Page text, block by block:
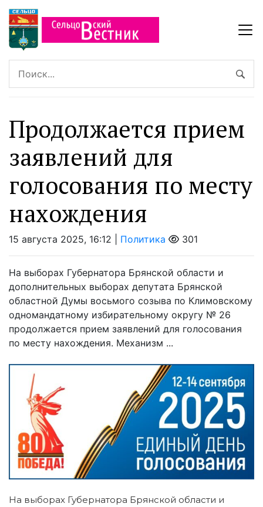
Продолжается прием
заявлений для
голосования по месту
нахождения
15 августа 2025, 16:12 | Политика 301
На выборах Губернатора Брянской области и
дополнительных выборах депутата Брянской
областной Думы восьмого созыва по Климовскому
одномандатному избирательному округу № 26
продолжается прием заявлений для голосования
по месту нахождения. Механизм ...
На выборах Губернатора Брянской области и